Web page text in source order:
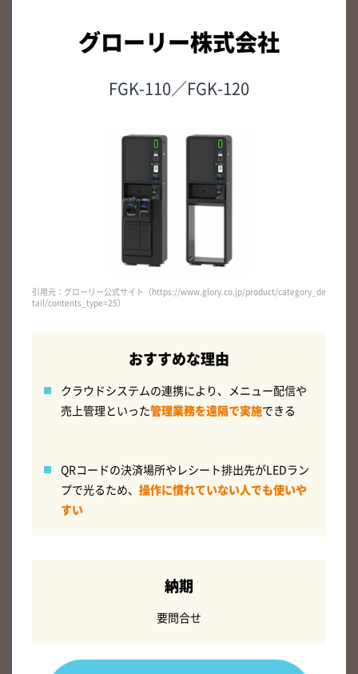
グローリー株式会社
FGK-110／FGK-120
引用元：グローリー公式サイト（https://www.glory.co.jp/product/category_de
tail/contents_type=25）
おすすめな理由
クラウドシステムの連携により、メニュー配信や
売上管理といった管理業務を遠隔で実施できる
QRコードの決済場所やレシート排出先がLEDラン
プで光るため、 操作に慣れていない人でも使いや
すい
納期
要問合せ